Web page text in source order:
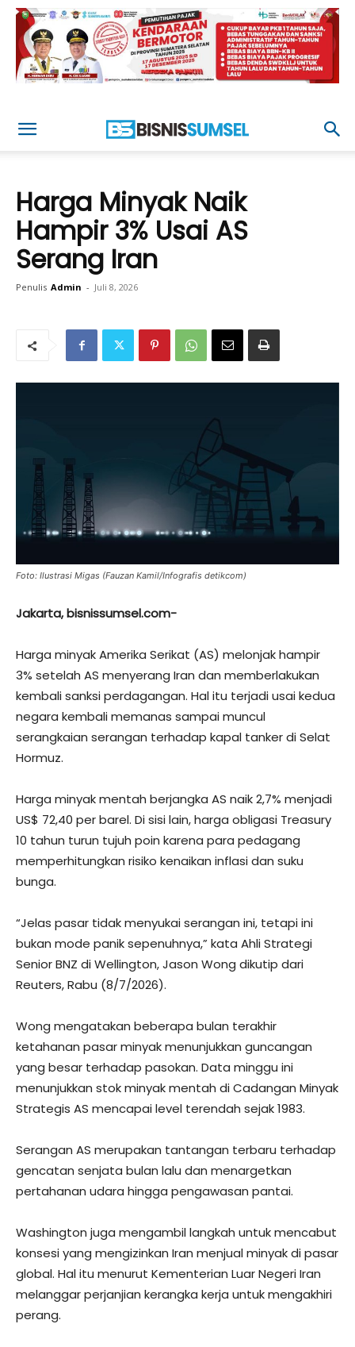
Harga Minyak Naik
Hampir 3% Usai AS
Serang Iran
Penulis Admin - Juli 8, 2026
Foto: Ilustrasi Migas (Fauzan Kamil/Infografis detikcom)
Jakarta, bisnissumsel.com-
Harga minyak Amerika Serikat (AS) melonjak hampir
3% setelah AS menyerang Iran dan memberlakukan
kembali sanksi perdagangan. Hal itu terjadi usai kedua
negara kembali memanas sampai muncul
serangkaian serangan terhadap kapal tanker di Selat
Hormuz.
Harga minyak mentah berjangka AS naik 2,7% menjadi
US$ 72,40 per barel. Di sisi lain, harga obligasi Treasury
10 tahun turun tujuh poin karena para pedagang
memperhitungkan risiko kenaikan inflasi dan suku
bunga.
“Jelas pasar tidak menyukai serangan ini, tetapi ini
bukan mode panik sepenuhnya,” kata Ahli Strategi
Senior BNZ di Wellington, Jason Wong dikutip dari
Reuters, Rabu (8/7/2026).
Wong mengatakan beberapa bulan terakhir
ketahanan pasar minyak menunjukkan guncangan
yang besar terhadap pasokan. Data minggu ini
menunjukkan stok minyak mentah di Cadangan Minyak
Strategis AS mencapai level terendah sejak 1983.
Serangan AS merupakan tantangan terbaru terhadap
gencatan senjata bulan lalu dan menargetkan
pertahanan udara hingga pengawasan pantai.
Washington juga mengambil langkah untuk mencabut
konsesi yang mengizinkan Iran menjual minyak di pasar
global. Hal itu menurut Kementerian Luar Negeri Iran
melanggar perjanjian kerangka kerja untuk mengakhiri
perang.